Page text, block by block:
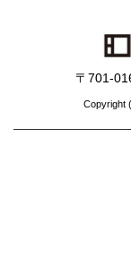
〒701-
Copyright